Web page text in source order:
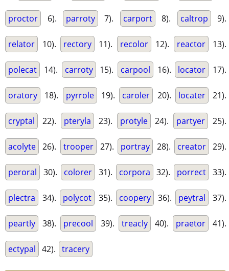
proctor 6). parroty 7). carport 8). caltrop 9).
relator 10). rectory 11). recolor 12). reactor 13).
polecat 14). carroty 15). carpool 16). locator 17).
oratory 18). pyrrole 19). caroler 20). locater 21).
cryptal 22). pteryla 23). protyle 24). partyer 25).
acolyte 26). trooper 27). portray 28). creator 29).
peroral 30). colorer 31). corpora 32). porrect 33).
plectra 34). polycot 35). coopery 36). peytral 37).
peartly 38). precool 39). treacly 40). praetor 41).
ectypal 42). tracery